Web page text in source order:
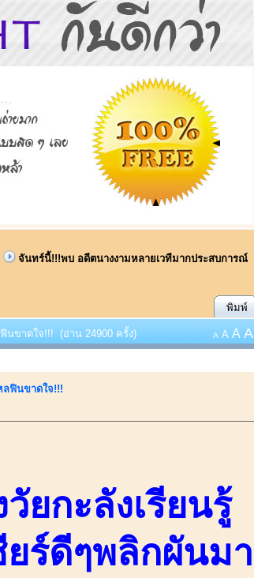
จันทร์นี้!!!พบ อดีตนางงามหลายเวทีมากประสบการณ์
พิมพ์
ขาดใจ!!! (อ่าน 24900 ครั้ง) A A A A
ลฟินขาดใจ!!!
ยกะลังเรียนรู้
ร์ดีๆพลิกผันมา